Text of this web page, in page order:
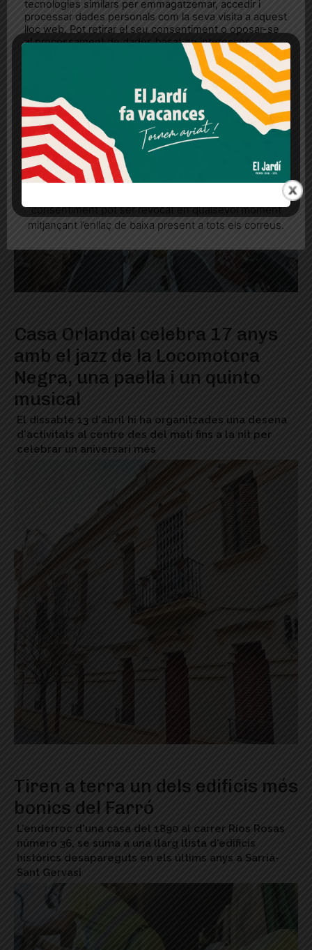
Casa Orlandai celebra 17 anys
amb el jazz de la Locomotora
Negra, una paella i un quinto
musical
El dissabte 13 d'abril hi ha organitzades una desena
d'activitats al centre des del matí fins a la nit per
celebrar un aniversari més
Tiren a terra un dels edificis més
bonics del Farró
L'enderroc d'una casa del 1890 al carrer Ríos Rosas
número 36, se suma a una llarg llista d'edificis
històrics desapareguts en els últims anys a Sarrià-
Sant Gervasi
tecnologies similars per emmagatzemar, accedir i
processar dades personals com la seva visita a aquest
lloc web. Pot retirar el seu consentiment o oposar-se
al processament de dades basat en interessos
legítims en qualsevol moment fent clic a "Ajustos de
cookies" o a la nostra Política de privacitat en aquest
lloc web. Si cliques "acceptar" dones el teu
Més informació Acceptar Rebutjar tot
Quan l’usuari crea un compte al Diari el Jardí, dona el
seu consentiment explícit per rebre comunicacions
consentiment pot ser revocat en qualsevol moment
mitjançant l’enllaç de baixa present a tots els correus.